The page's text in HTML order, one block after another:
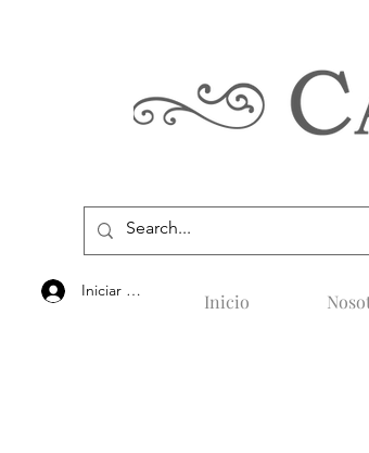
Iniciar sesión Inicio